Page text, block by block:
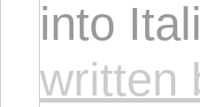
into
written